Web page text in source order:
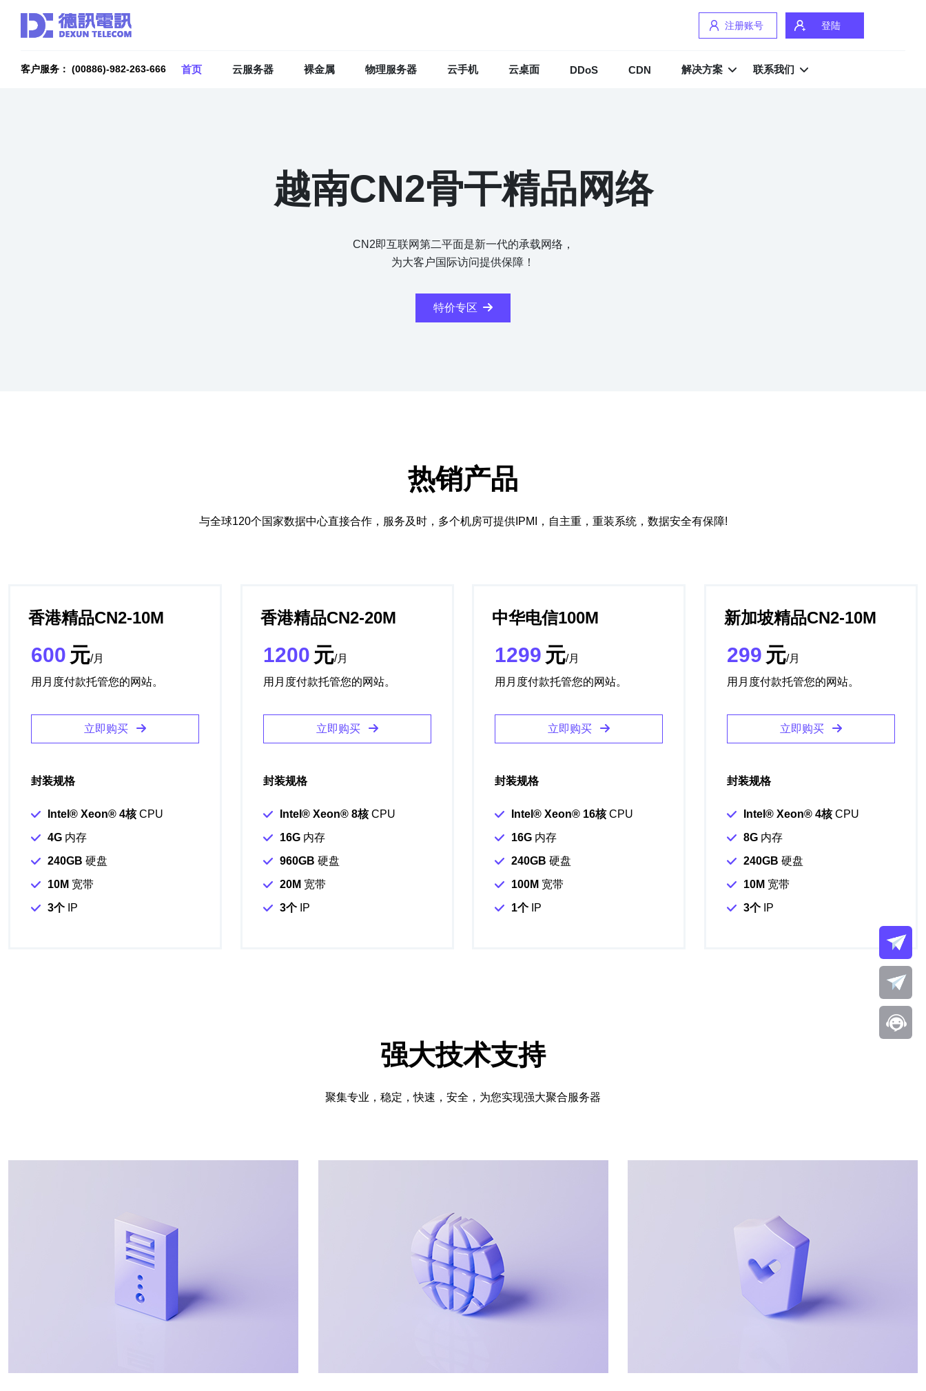
注册账号 登陆
客户服务： (00886)-982-263-666 首页 云服务器 裸金属 物理服务器 云手机 云桌面 DDoS CDN 解决方案 联系我们
越南CN2骨干精品网络
CN2即互联网第二平面是新一代的承载网络，
为大客户国际访问提供保障！
特价专区
热销产品
与全球120个国家数据中心直接合作，服务及时，多个机房可提供IPMI，自主重，重装系统，数据安全有保障!
香港精品CN2-10M
600 元/月
用月度付款托管您的网站。
立即购买
封装规格
Intel®️ Xeon®️ 4核CPU
4G 内存
240GB 硬盘
10M 宽带
3个 IP
香港精品CN2-20M
1200 元/月
用月度付款托管您的网站。
立即购买
封装规格
Intel®️ Xeon®️ 8核CPU
16G内存
960GB 硬盘
20M 宽带
3个IP
中华电信100M
1299 元/月
用月度付款托管您的网站。
立即购买
封装规格
Intel®️ Xeon®️ 16核CPU
16G 内存
240GB 硬盘
100M 宽带
1个 IP
新加坡精品CN2-10M
299 元/月
用月度付款托管您的网站。
立即购买
封装规格
Intel®️ Xeon®️ 4核CPU
8G内存
240GB 硬盘
10M 宽带
3个IP
强大技术支持
聚集专业，稳定，快速，安全，为您实现强大聚合服务器